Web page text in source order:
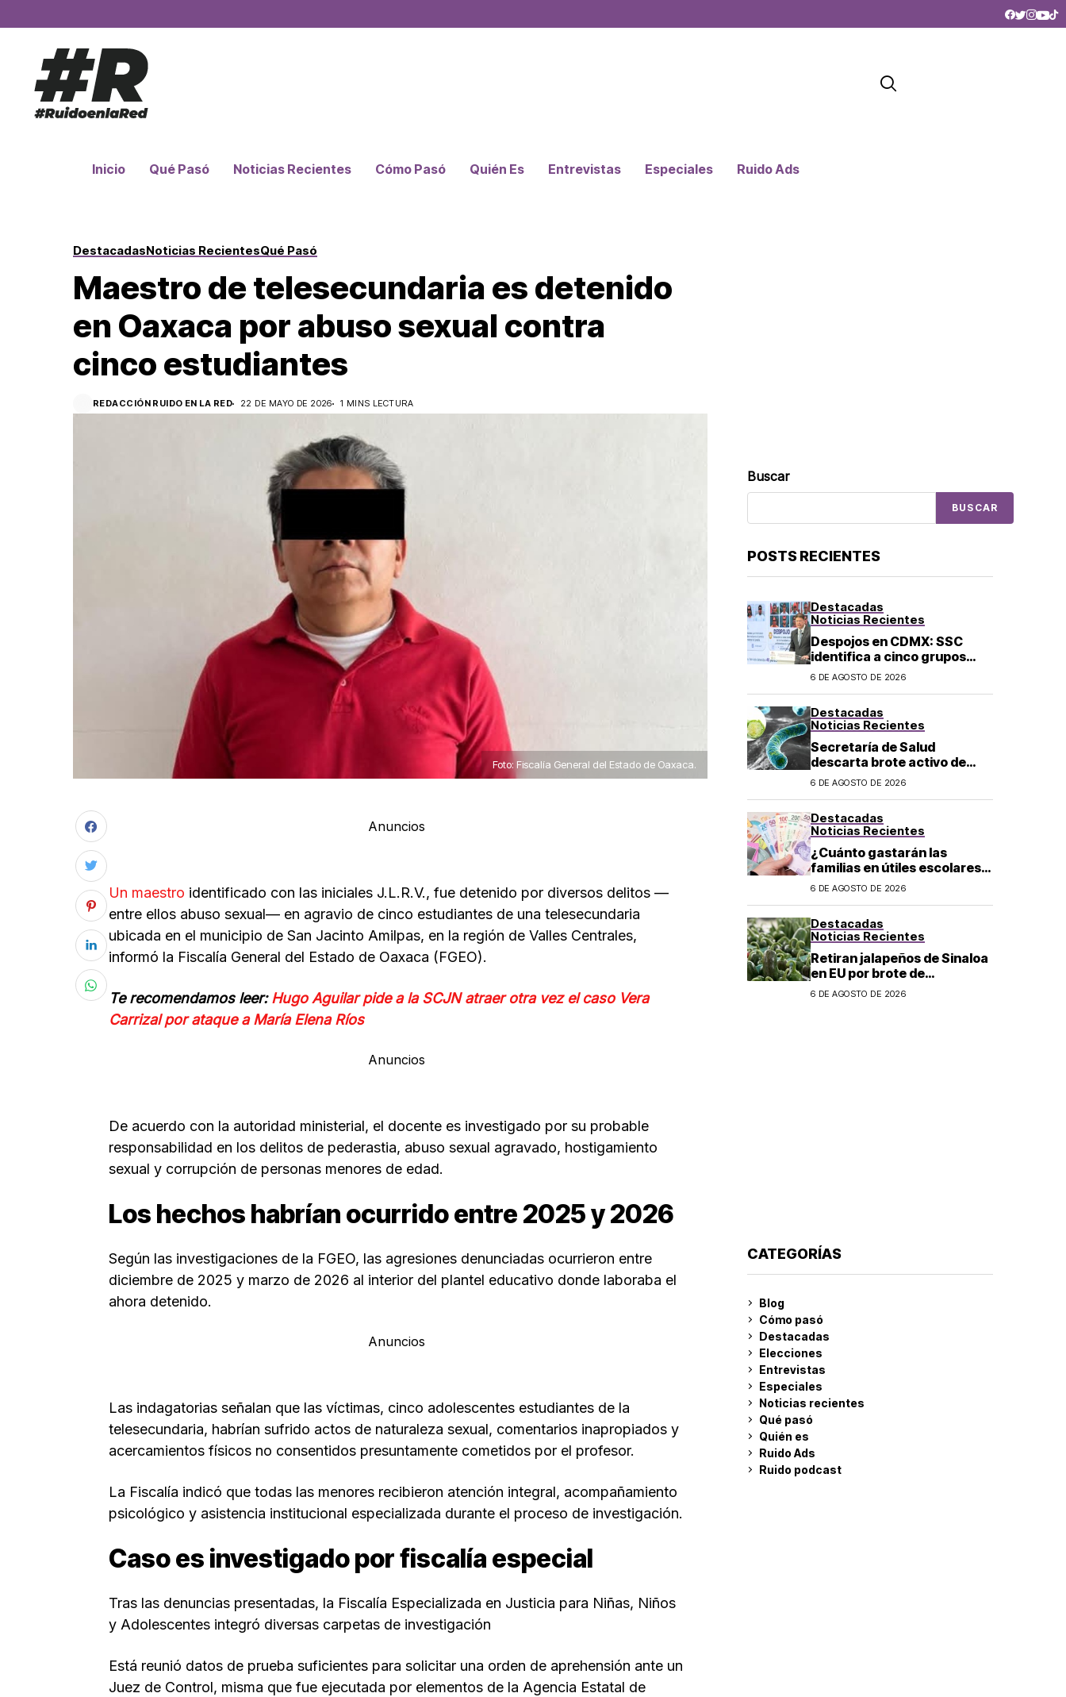
Inicio Qué Pasó Noticias Recientes Cómo Pasó Quién Es Entrevistas Especiales Ruido Ads
DestacadasNoticias RecientesQué Pasó
Maestro de telesecundaria es detenido
en Oaxaca por abuso sexual contra
cinco estudiantes
REDACCIÓN RUIDO EN LA RED 22 DE MAYO DE 2026 1 MINS LECTURA
Foto: Fiscalía General del Estado de Oaxaca.
Anuncios
Un maestro identificado con las iniciales J.L.R.V., fue detenido por diversos delitos —
entre ellos abuso sexual— en agravio de cinco estudiantes de una telesecundaria
ubicada en el municipio de San Jacinto Amilpas, en la región de Valles Centrales,
informó la Fiscalía General del Estado de Oaxaca (FGEO).
Te recomendamos leer:Hugo Aguilar pide a la SCJN atraer otra vez el caso Vera
Carrizal por ataque a María Elena Ríos
Anuncios
De acuerdo con la autoridad ministerial, el docente es investigado por su probable
responsabilidad en los delitos de pederastia, abuso sexual agravado, hostigamiento
sexual y corrupción de personas menores de edad.
Los hechos habrían ocurrido entre 2025 y 2026
Según las investigaciones de la FGEO, las agresiones denunciadas ocurrieron entre
diciembre de 2025 y marzo de 2026 al interior del plantel educativo donde laboraba el
ahora detenido.
Anuncios
Las indagatorias señalan que las víctimas, cinco adolescentes estudiantes de la
telesecundaria, habrían sufrido actos de naturaleza sexual, comentarios inapropiados y
acercamientos físicos no consentidos presuntamente cometidos por el profesor.
La Fiscalía indicó que todas las menores recibieron atención integral, acompañamiento
psicológico y asistencia institucional especializada durante el proceso de investigación.
Caso es investigado por fiscalía especial
Tras las denuncias presentadas, la Fiscalía Especializada en Justicia para Niñas, Niños
y Adolescentes integró diversas carpetas de investigación
Está reunió datos de prueba suficientes para solicitar una orden de aprehensión ante un
Juez de Control, misma que fue ejecutada por elementos de la Agencia Estatal de
Buscar
BUSCAR
POSTS RECIENTES
Destacadas
Noticias Recientes
Despojos en CDMX: SSC
identifica a cinco grupos
criminales vinculados a este
6 DE AGOSTO DE 2026
Destacadas
Noticias Recientes
Secretaría de Salud
descarta brote activo de
ciclosporiasis en México y
6 DE AGOSTO DE 2026
Destacadas
Noticias Recientes
¿Cuánto gastarán las
familias en útiles escolares?
Costo aumenta a 6 mil pesos
6 DE AGOSTO DE 2026
Destacadas
Noticias Recientes
Retiran jalapeños de Sinaloa
en EU por brote de
Salmonella; CDC reportan
6 DE AGOSTO DE 2026
CATEGORÍAS
Blog
Cómo pasó
Destacadas
Elecciones
Entrevistas
Especiales
Noticias recientes
Qué pasó
Quién es
Ruido Ads
Ruido podcast